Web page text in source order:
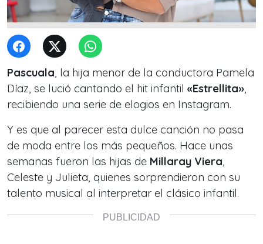
Pascuala, la hija menor de la conductora Pamela
Díaz, se lució cantando el hit infantil «Estrellita»,
recibiendo una serie de elogios en Instagram.
Y es que al parecer esta dulce canción no pasa
de moda entre los más pequeños. Hace unas
semanas fueron las hijas de Millaray Viera,
Celeste y Julieta, quienes sorprendieron con su
talento musical al interpretar el clásico infantil.